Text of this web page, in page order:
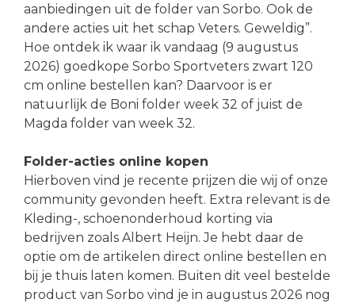
aanbiedingen uit de folder van Sorbo. Ook de
andere acties uit het schap Veters. Geweldig”.
Hoe ontdek ik waar ik vandaag (9 augustus
2026) goedkope Sorbo Sportveters zwart 120
cm online bestellen kan? Daarvoor is er
natuurlijk de Boni folder week 32 of juist de
Magda folder van week 32.
Folder-acties online kopen
Hierboven vind je recente prijzen die wij of onze
community gevonden heeft. Extra relevant is de
Kleding-, schoenonderhoud korting via
bedrijven zoals Albert Heijn. Je hebt daar de
optie om de artikelen direct online bestellen en
bij je thuis laten komen. Buiten dit veel bestelde
product van Sorbo vind je in augustus 2026 nog